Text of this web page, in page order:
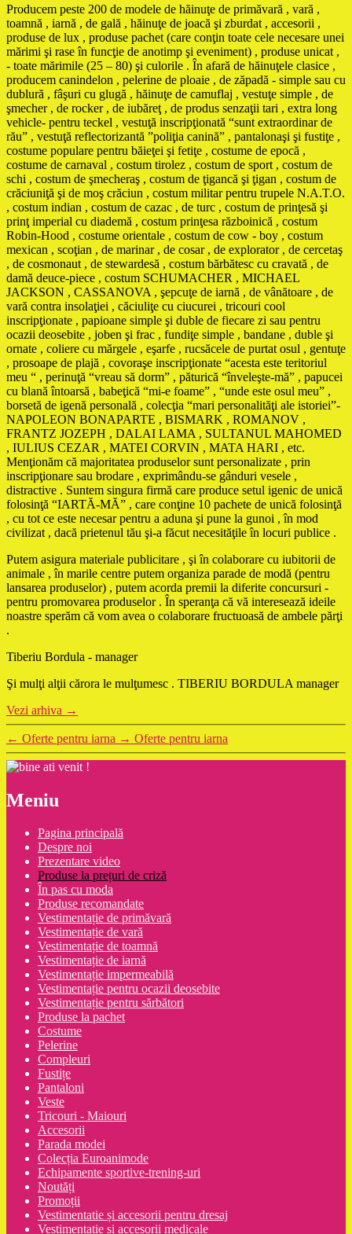
Producem peste 200 de modele de hăinuţe de primăvară , vară ,
toamnă , iarnă , de gală , hăinuţe de joacă şi zburdat , accesorii ,
produse de lux , produse pachet (care conţin toate cele necesare unei
mărimi şi rase în funcţie de anotimp şi eveniment) , produse unicat ,
- toate mărimile (25 – 80) şi culorile . În afară de hăinuţele clasice ,
producem canindelon , pelerine de ploaie , de zăpadă - simple sau cu
dublură , fâşuri cu glugă , hăinuţe de camuflaj , vestuţe simple , de
şmecher , de rocker , de iubăreţ , de produs senzaţii tari , extra long
vehicle- pentru teckel , vestuţă inscripţionată “sunt extraordinar de
rău” , vestuţă reflectorizantă ”poliţia canină” , pantalonaşi şi fustiţe ,
costume populare pentru băieţei şi fetiţe , costume de epocă ,
costume de carnaval , costum tirolez , costum de sport , costum de
schi , costum de şmecheraş , costum de ţigancă şi ţigan , costum de
crăciuniţă şi de moş crăciun , costum militar pentru trupele N.A.T.O.
, costum indian , costum de cazac , de turc , costum de prinţesă şi
prinţ imperial cu diademă , costum prinţesa războinică , costum
Robin-Hood , costume orientale , costum de cow - boy , costum
mexican , scoţian , de marinar , de cosar , de explorator , de cercetaş
, de cosmonaut , de stewardesă , costum bărbătesc cu cravată , de
damă deuce-piece , costum SCHUMACHER , MICHAEL
JACKSON , CASSANOVA , şepcuţe de iarnă , de vânătoare , de
vară contra insolaţiei , căciuliţe cu ciucurei , tricouri cool
inscripţionate , papioane simple şi duble de fiecare zi sau pentru
ocazii deosebite , joben şi frac , fundiţe simple , bandane , duble şi
ornate , coliere cu mărgele , eşarfe , rucsăcele de purtat osul , gentuţe
, prosoape de plajă , covoraşe inscripţionate “acesta este teritoriul
meu “ , perinuţă “vreau să dorm” , păturică “înveleşte-mă” , papucei
cu blană întoarsă , babeţică “mi-e foame” , “unde este osul meu” ,
borsetă de igenă personală , colecţia “mari personalităţi ale istoriei”-
NAPOLEON BONAPARTE , BISMARK , ROMANOV ,
FRANTZ JOZEPH , DALAI LAMA , SULTANUL MAHOMED
, IULIUS CEZAR , MATEI CORVIN , MATA HARI , etc.
Menţionăm că majoritatea produselor sunt personalizate , prin
inscripţionare sau brodare , exprimându-se gânduri vesele ,
distractive . Suntem singura firmă care produce setul igenic de unică
folosinţă “IARTĂ-MĂ” , care conţine 10 pachete de unică folosinţă
, cu tot ce este necesar pentru a aduna şi pune la gunoi , în mod
civilizat , dacă prietenul tău şi-a făcut necesităţile în locuri publice .
Putem asigura materiale publicitare , şi în colaborare cu iubitorii de
animale , în marile centre putem organiza parade de modă (pentru
lansarea produselor) , putem acorda premii la diferite concursuri -
pentru promovarea produselor . În speranţa că vă interesează ideile
noastre sperăm că vom avea o colaborare fructuoasă de ambele părţi
.
Tiberiu Bordula - manager
Şi mulţi alţii cărora le mulţumesc . TIBERIU BORDULA manager
Vezi arhiva →
← Oferte pentru iarna → Oferte pentru iarna
Meniu
Pagina principală
Despre noi
Prezentare video
Produse la prețuri de criză
În pas cu moda
Produse recomandate
Vestimentație de primăvară
Vestimentație de vară
Vestimentație de toamnă
Vestimentație de iarnă
Vestimentație impermeabilă
Vestimentație pentru ocazii deosebite
Vestimentație pentru sărbători
Produse la pachet
Costume
Pelerine
Compleuri
Fustițe
Pantaloni
Veste
Tricouri - Maiouri
Accesorii
Parada modei
Colecția Euroanimode
Echipamente sportive-trening-uri
Noutăți
Promoții
Vestimentatie și accesorii pentru dresaj
Vestimentație și accesorii medicale